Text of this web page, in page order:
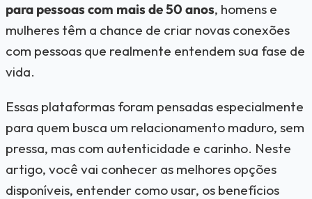
para pessoas com mais de 50 anos, homens e
mulheres têm a chance de criar novas conexões
com pessoas que realmente entendem sua fase de
vida.
Essas plataformas foram pensadas especialmente
para quem busca um relacionamento maduro, sem
pressa, mas com autenticidade e carinho. Neste
artigo, você vai conhecer as melhores opções
disponíveis, entender como usar, os benefícios